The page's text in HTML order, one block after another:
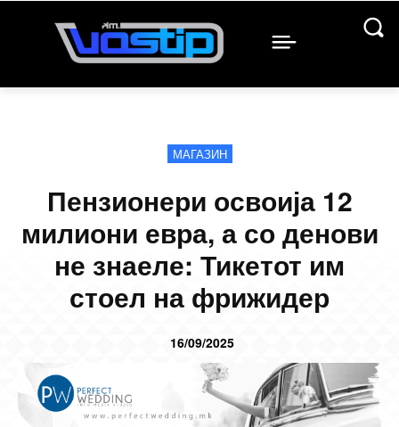
МАГАЗИН
Пензионери освоија 12
милиони евра, а со денови
не знаеле: Тикетот им
стоел на фрижидер
16/09/2025